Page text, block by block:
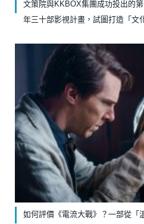
文策院與KKBOX集團成功投出的
年三十部影視計畫，試圖打造「文
如何評價《電流大戰》？一部從「